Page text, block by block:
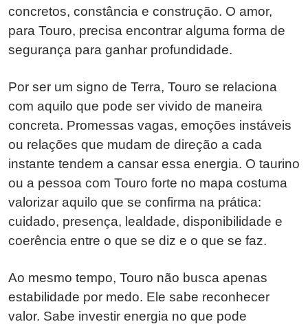
concretos, constância e construção. O amor,
para Touro, precisa encontrar alguma forma de
segurança para ganhar profundidade.
Por ser um signo de Terra, Touro se relaciona
com aquilo que pode ser vivido de maneira
concreta. Promessas vagas, emoções instáveis
ou relações que mudam de direção a cada
instante tendem a cansar essa energia. O taurino
ou a pessoa com Touro forte no mapa costuma
valorizar aquilo que se confirma na prática:
cuidado, presença, lealdade, disponibilidade e
coerência entre o que se diz e o que se faz.
Ao mesmo tempo, Touro não busca apenas
estabilidade por medo. Ele sabe reconhecer
valor. Sabe investir energia no que pode